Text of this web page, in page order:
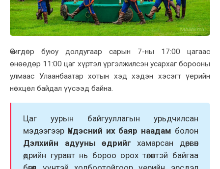
Өчигдөр буюу долдугаар сарын 7-ны 17:00 цагаас
өнөөдөр 11:00 цаг хүртэл үргэлжилсэн усархаг борооны
улмаас Улаанбаатар хотын хэд хэдэн хэсэгт үерийн
нөхцөл байдал үүсээд байна.
Цаг уурын байгууллагын урьдчилсан
мэдээгээр Үндэсний их баяр наадам болон
Дэлхийн адууны өдрийг хамарсан дөрвөн
өдрийн гуравт нь бороо орох төлөвтэй байгаа